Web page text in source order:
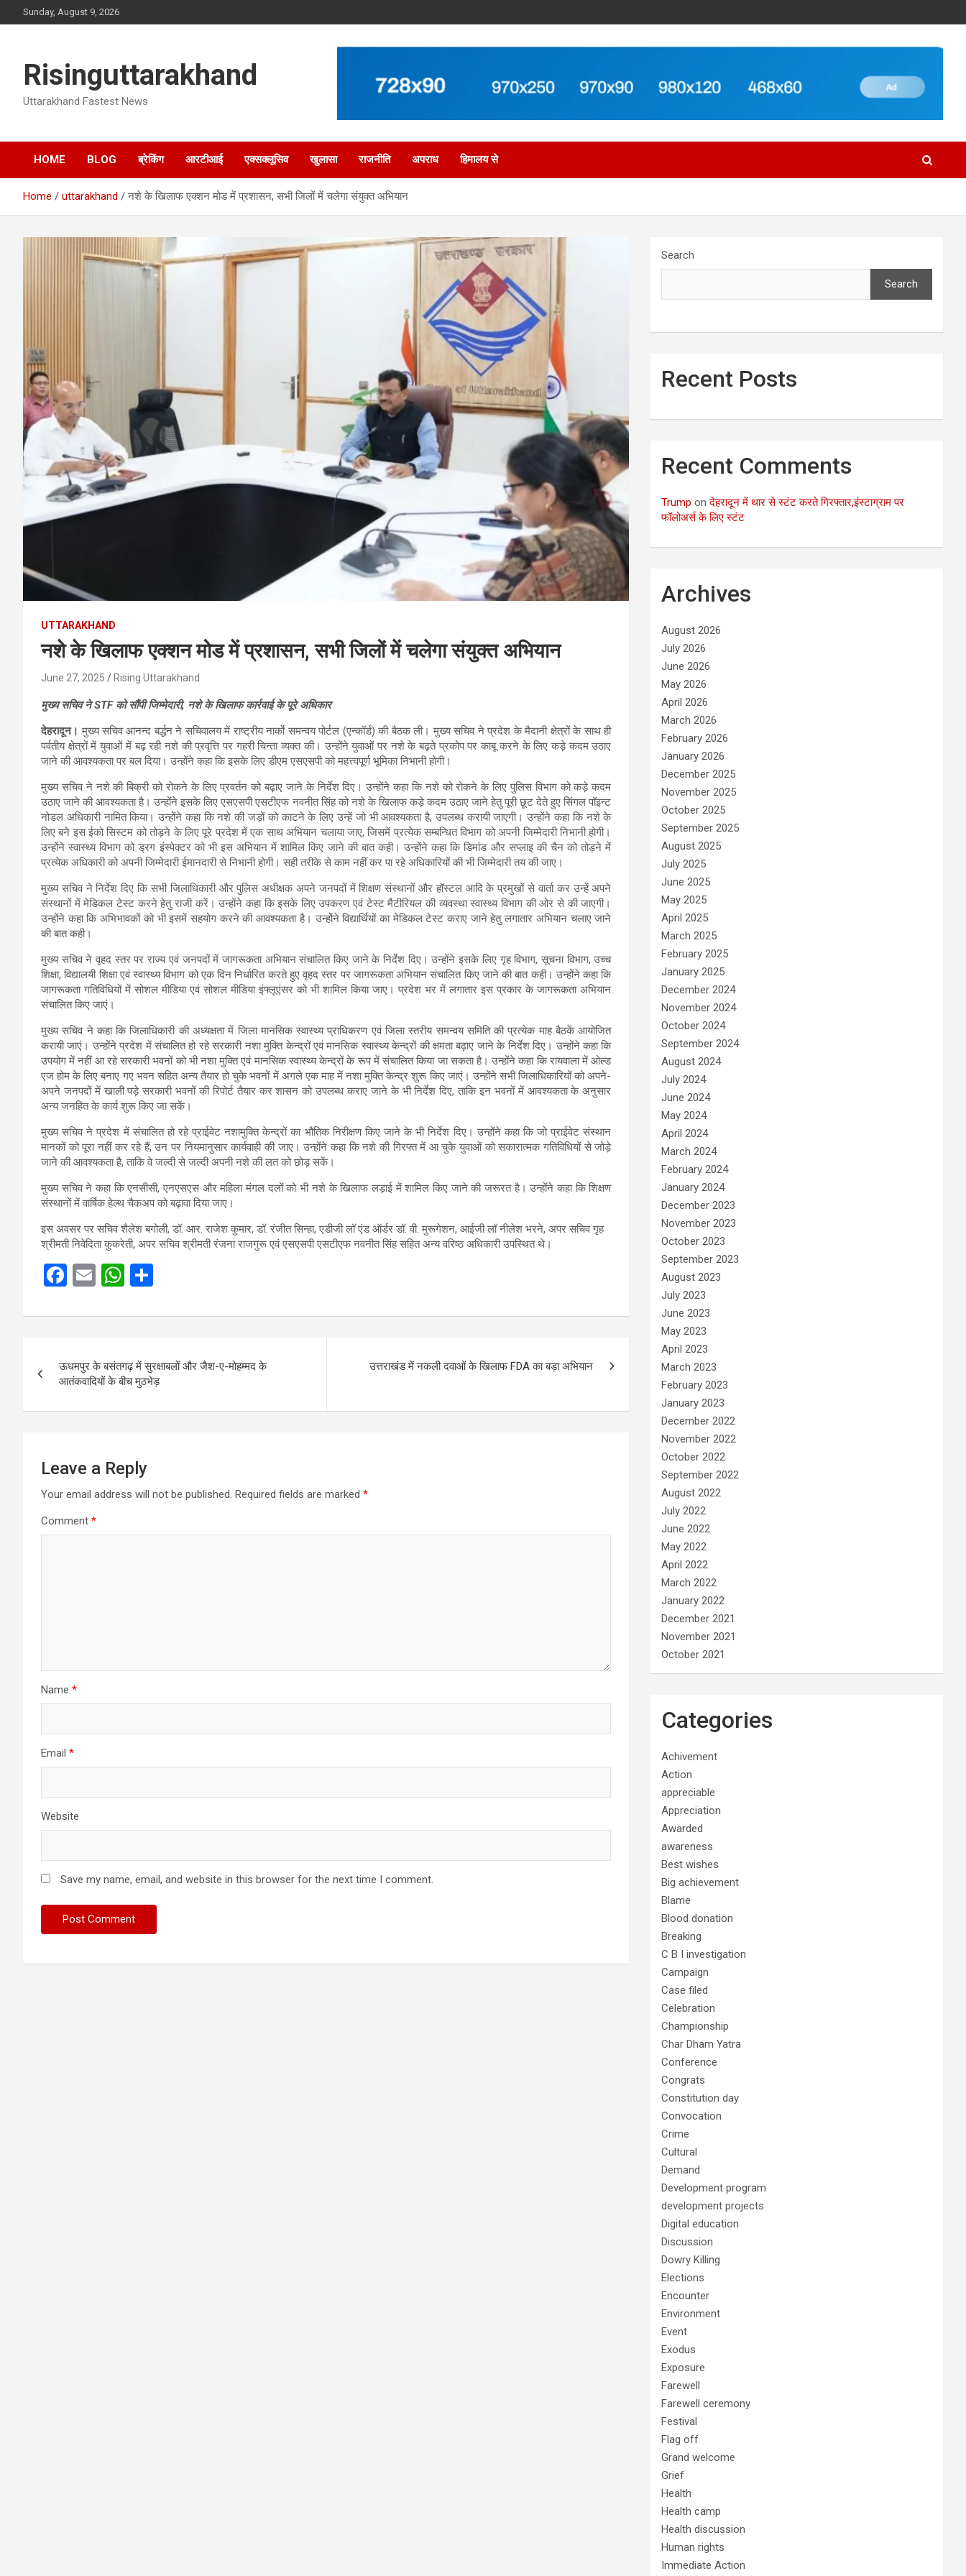
to
Sunday, August 9, 2026
Risinguttarakhand
Uttarakhand Fastest News
HOME BLOG ब्रेकिंग आरटीआई एक्सक्लूसिव खुलासा राजनीति अपराध हिमालय से
Home uttarakhand नशे के खिलाफ एक्शन मोड में प्रशासन, सभी जिलों में चलेगा संयुक्त अभियान
UTTARAKHAND
नशे के खिलाफ एक्शन मोड में प्रशासन, सभी जिलों में चलेगा संयुक्त अभियान
June 27, 2025 Rising Uttarakhand
मुख्य सचिव ने STF को सौंपी जिम्मेदारी, नशे के खिलाफ कार्रवाई के पूरे अधिकार
देहरादून।मुख्य सचिव आनन्द बर्द्धन ने सचिवालय में राष्ट्रीय नार्काे समन्वय पोर्टल (एन्कॉर्ड) की बैठक ली। मुख्य सचिव ने प्रदेश के मैदानी क्षेत्रों के साथ ही
पर्वतीय क्षेत्रों में युवाओं में बढ़ रही नशे की प्रवृत्ति पर गहरी चिन्ता व्यक्त की। उन्होंने युवाओं पर नशे के बढ़ते प्रकोप पर काबू करने के लिए कड़े कदम उठाए
जाने की आवश्यकता पर बल दिया। उन्होंने कहा कि इसके लिए डीएम एसएसपी को महत्त्वपूर्ण भूमिका निभानी होगी।
मुख्य सचिव ने नशे की बिक्री को रोकने के लिए प्रवर्तन को बढ़ाए जाने के निर्देश दिए। उन्होंने कहा कि नशे को रोकने के लिए पुलिस विभाग को कड़े कदम
उठाए जाने की आवश्यकता है। उन्होंने इसके लिए एसएसपी एसटीएफ नवनीत सिंह को नशे के खिलाफ कड़े कदम उठाए जाने हेतु पूरी छूट देते हुए सिंगल पॉइन्ट
नोडल अधिकारी नामित किया। उन्होंने कहा कि नशे की जड़ों को काटने के लिए उन्हें जो भी आवश्यकता है, उपलब्ध करायी जाएगी। उन्होंने कहा कि नशे के
लिए बने इस ईको सिस्टम को तोड़ने के लिए पूरे प्रदेश में एक साथ अभियान चलाया जाए, जिसमें प्रत्येक सम्बन्धित विभाग को अपनी जिम्मेदारी निभानी होगी।
उन्होंने स्वास्थ्य विभाग को ड्रग इंस्पेक्टर को भी इस अभियान में शामिल किए जाने की बात कही। उन्होंने कहा कि डिमांड और सप्लाइ की चैन को तोड़ने में
प्रत्येक अधिकारी को अपनी जिम्मेदारी ईमानदारी से निभानी होगी। सही तरीके से काम नहीं कर पा रहे अधिकारियों की भी जिम्मेदारी तय की जाए।
मुख्य सचिव ने निर्देश दिए कि सभी जिलाधिकारी और पुलिस अधीक्षक अपने जनपदों में शिक्षण संस्थानों और हॉस्टल आदि के प्रमुखों से वार्ता कर उन्हें अपने
संस्थानों में मेडिकल टेस्ट करने हेतु राजी करें। उन्होंने कहा कि इसके लिए उपकरण एवं टेस्ट मैटीरियल की व्यवस्था स्वास्थ्य विभाग की ओर से की जाएगी।
उन्होंने कहा कि अभिभावकों को भी इसमें सहयोग करने की आवश्यकता है। उन्होेंने विद्यार्थियों का मेडिकल टेस्ट कराए जाने हेतु लगातार अभियान चलाए जाने
की बात कही।
मुख्य सचिव ने वृहद स्तर पर राज्य एवं जनपदों में जागरूकता अभियान संचालित किए जाने के निर्देश दिए। उन्होंने इसके लिए गृह विभाग, सूचना विभाग, उच्च
शिक्षा, विद्यालयी शिक्षा एवं स्वास्थ्य विभाग को एक दिन निर्धारित करते हुए वृहद स्तर पर जागरूकता अभियान संचालित किए जाने की बात कही। उन्होंने कहा कि
जागरूकता गतिविधियों में सोशल मीडिया एवं सोशल मीडिया इंफ्लूएंसर को भी शामिल किया जाए। प्रदेश भर में लगातार इस प्रकार के जागरूकता अभियान
संचालित किए जाएं।
मुख्य सचिव ने कहा कि जिलाधिकारी की अध्यक्षता में जिला मानसिक स्वास्थ्य प्राधिकरण एवं जिला स्तरीय समन्वय समिति की प्रत्येक माह बैठकें आयोजित
करायी जाएं। उन्होंने प्रदेश में संचालित हो रहे सरकारी नशा मुक्ति केन्द्रों एवं मानसिक स्वास्थ्य केन्द्रों की क्षमता बढ़ाए जाने के निर्देश दिए। उन्होंने कहा कि
उपयोग में नहीं आ रहे सरकारी भवनों को भी नशा मुक्ति एवं मानसिक स्वास्थ्य केन्द्रों के रूप में संचालित किया जा सकता है। उन्होंने कहा कि रायवाला में ओल्ड
एज होम के लिए बनाए गए भवन सहित अन्य तैयार हो चुके भवनों में अगले एक माह में नशा मुक्ति केन्द्र शुरू किए जाएं। उन्होंने सभी जिलाधिकारियों को अपने-
अपने जनपदों में खाली पड़े सरकारी भवनों की रिपोर्ट तैयार कर शासन को उपलब्ध कराए जाने के भी निर्देश दिए, ताकि इन भवनों में आवश्यकता के अनुसार
अन्य जनहित के कार्य शुरू किए जा सकें।
मुख्य सचिव ने प्रदेश में संचालित हो रहे प्राईवेट नशामुक्ति केन्द्रों का भौतिक निरीक्षण किए जाने के भी निर्देश दिए। उन्होंने कहा कि जो प्राईवेट संस्थान
मानकों को पूरा नहीं कर रहे हैं, उन पर नियमानुसार कार्यवाही की जाए। उन्होंने कहा कि नशे की गिरफ्त में आ चुके युवाओं को सकारात्मक गतिविधियों से जोड़े
जाने की आवश्यकता है, ताकि वे जल्दी से जल्दी अपनी नशे की लत को छोड़ सकें।
मुख्य सचिव ने कहा कि एनसीसी, एनएसएस और महिला मंगल दलों को भी नशे के खिलाफ लड़ाई में शामिल किए जाने की जरूरत है। उन्होंने कहा कि शिक्षण
संस्थानों में वार्षिक हेल्थ चैकअप को बढ़ावा दिया जाए।
इस अवसर पर सचिव शैलेश बगोली, डॉ. आर. राजेश कुमार, डॉ. रंजीत सिन्हा, एडीजी लॉ एंड ऑर्डर डॉ. वी. मुरूगेशन, आईजी लॉ नीलेश भरने, अपर सचिव गृह
श्रीमती निवेदिता कुकरेती, अपर सचिव श्रीमती रंजना राजगुरू एवं एसएसपी एसटीएफ नवनीत सिंह सहित अन्य वरिष्ठ अधिकारी उपस्थित थे।
F
ce
o
o
k
E
ail
W
at
A
p
p
ar
navigation
ऊधमपुर के बसंतगढ़ में सुरक्षाबलों और जैश-ए-मोहम्मद के
आतंकवादियों के बीच मुठभेड़
उत्तराखंड में नकली दवाओं के खिलाफ FDA का बड़ा अभियान
Leave a Reply
Your email address will not be published. Required fields are marked *
Comment *
Name *
Email *
Website
Save my name, email, and website in this browser for the next time I comment.
Search
Search
Recent Posts
Recent Comments
Trump onदेहरादून में थार से स्टंट करते गिरफ्तार,इंस्टाग्राम पर
फॉलोअर्स के लिए स्टंट
Archives
August 2026
July 2026
June 2026
May 2026
April 2026
March 2026
February 2026
January 2026
December 2025
November 2025
October 2025
September 2025
August 2025
July 2025
June 2025
May 2025
April 2025
March 2025
February 2025
January 2025
December 2024
November 2024
October 2024
September 2024
August 2024
July 2024
June 2024
May 2024
April 2024
March 2024
February 2024
January 2024
December 2023
November 2023
October 2023
September 2023
August 2023
July 2023
June 2023
May 2023
April 2023
March 2023
February 2023
January 2023
December 2022
November 2022
October 2022
September 2022
August 2022
July 2022
June 2022
May 2022
April 2022
March 2022
January 2022
December 2021
November 2021
October 2021
Categories
Achivement
Action
appreciable
Appreciation
Awarded
awareness
Best wishes
Big achievement
Blame
Blood donation
Breaking
C B I investigation
Campaign
Case filed
Celebration
Championship
Char Dham Yatra
Conference
Congrats
Constitution day
Convocation
Crime
Cultural
Demand
Development program
development projects
Digital education
Discussion
Dowry Killing
Elections
Encounter
Environment
Event
Exodus
Exposure
Farewell
Farewell ceremony
Festival
Flag off
Grand welcome
Grief
Health
Health camp
Health discussion
Human rights
Immediate Action